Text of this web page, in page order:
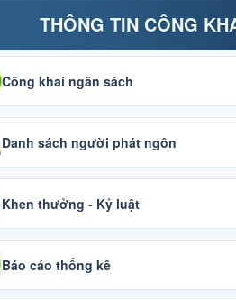
THÔNG TIN CÔNG
Công khai ngân sách
Danh sách người phát ngôn
Khen thưởng - Kỷ luật
Báo cáo thống kê